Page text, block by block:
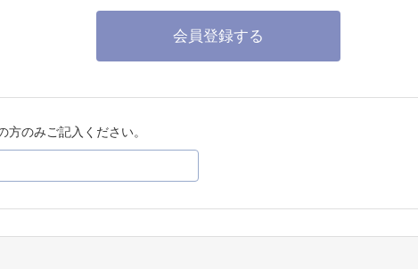
会員登録する
方のみご記入ください。